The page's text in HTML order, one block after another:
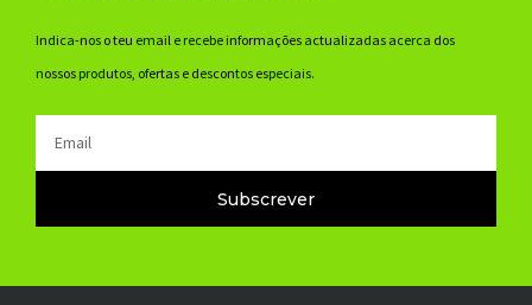
Indica-nos o teu email e recebe informações actualizadas acerca dos
nossos produtos, ofertas e descontos especiais.
Subscrever